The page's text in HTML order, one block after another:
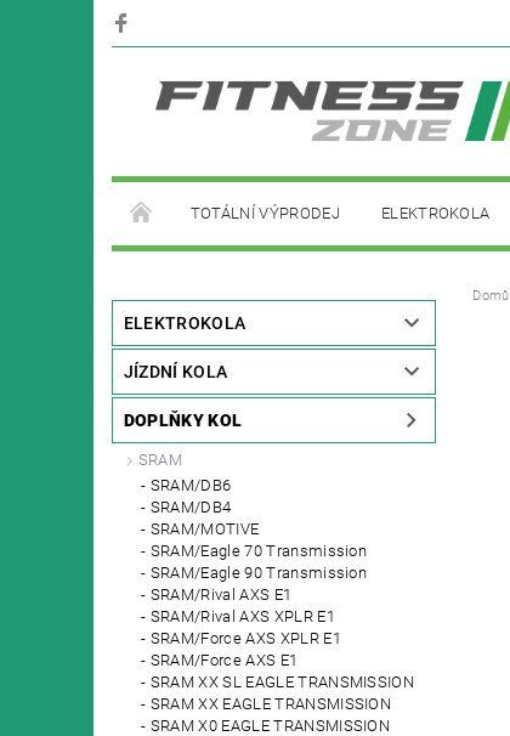
TOTÁLNÍ VÝPRODEJ ELEKTROKOLA
ELEKTROKOLA
JÍZDNÍ KOLA
DOPLŇKY KOL
SRAM
SRAM/DB6
SRAM/DB4
SRAM/MOTIVE
SRAM/Eagle 70 Transmission
SRAM/Eagle 90 Transmission
SRAM/Rival AXS E1
SRAM/Rival AXS XPLR E1
SRAM/Force AXS XPLR E1
SRAM/Force AXS E1
SRAM XX SL EAGLE TRANSMISSION
SRAM XX EAGLE TRANSMISSION
SRAM X0 EAGLE TRANSMISSION
Domů